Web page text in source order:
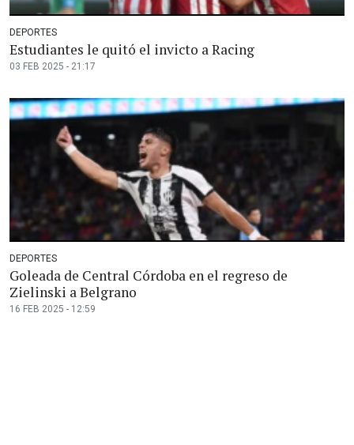
DEPORTES
Estudiantes le quitó el invicto a Racing
03 FEB 2025 - 21:17
DEPORTES
Goleada de Central Córdoba en el regreso de
Zielinski a Belgrano
16 FEB 2025 - 12:59